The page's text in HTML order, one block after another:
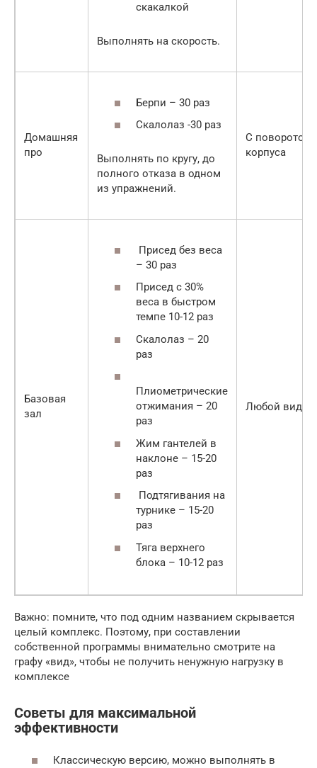
скакалкой
Выполнять на скорость.
Домашняя
про
Берпи – 30 раз
Скалолаз -30 раз
Выполнять по кругу, до
полного отказа в одном
из упражнений.
С поворотом
корпуса
Базовая
зал
Присед без веса
– 30 раз
Присед с 30%
веса в быстром
темпе 10-12 раз
Скалолаз – 20
раз
Плиометрические
отжимания – 20
раз
Жим гантелей в
наклоне – 15-20
раз
Подтягивания на
турнике – 15-20
раз
Тяга верхнего
блока – 10-12 раз
Любой вид
Важно: помните, что под одним названием скрывается
целый комплекс. Поэтому, при составлении
собственной программы внимательно смотрите на
графу «вид», чтобы не получить ненужную нагрузку в
комплексе
Советы для максимальной
эффективности
Классическую версию, можно выполнять в